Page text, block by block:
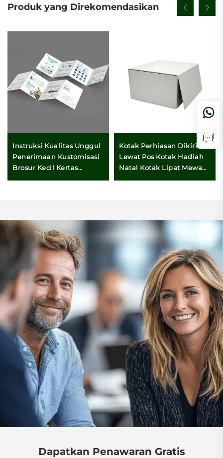
Produk yang Direkomendasikan
Instruksi Kualitas Unggul
Penerimaan Kustomisasi
Brosur Kecil Kertas
Kotak Perhiasan Dikirim
Lewat Pos Kotak Hadiah
Natal Kotak Lipat Mewah
Dapatkan Penawaran Gratis